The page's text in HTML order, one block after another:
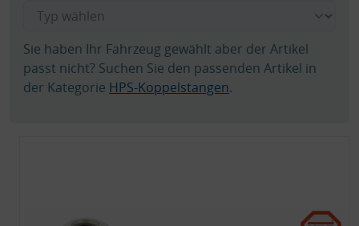
Sie haben Ihr Fahrzeug gewählt aber der Artikel
passt nicht? Suchen Sie den passenden Artikel in
der Kategorie HPS-Koppelstangen.